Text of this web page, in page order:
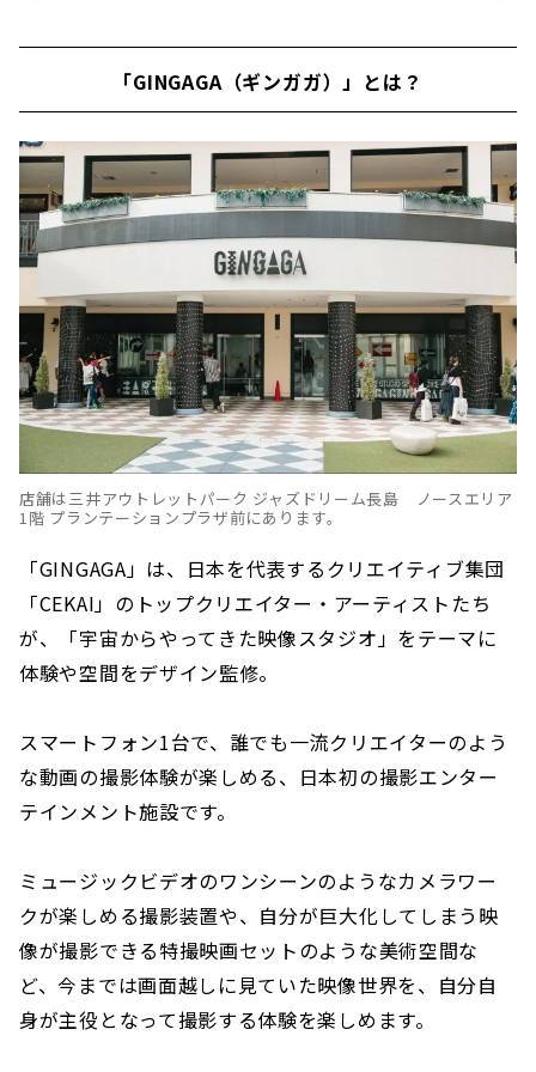
「GINGAGA（ギンガガ）」とは？
店舗は三井アウトレットパーク ジャズドリーム長島 ノースエリア
1階 プランテーションプラザ前にあります。
「GINGAGA」は、日本を代表するクリエイティブ集団
「CEKAI」のトップクリエイター・アーティストたち
が、「宇宙からやってきた映像スタジオ」をテーマに
体験や空間をデザイン監修。
スマートフォン1台で、誰でも一流クリエイターのよう
な動画の撮影体験が楽しめる、日本初の撮影エンター
テインメント施設です。
ミュージックビデオのワンシーンのようなカメラワー
クが楽しめる撮影装置や、自分が巨大化してしまう映
像が撮影できる特撮映画セットのような美術空間な
ど、今までは画面越しに見ていた映像世界を、自分自
身が主役となって撮影する体験を楽しめます。